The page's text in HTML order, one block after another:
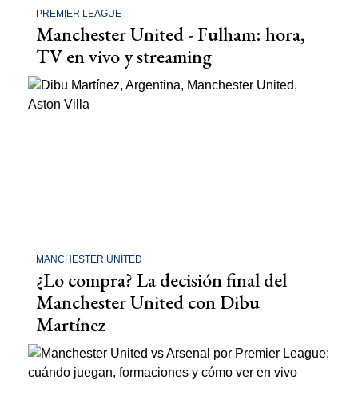
PREMIER LEAGUE
Manchester United - Fulham: hora,
TV en vivo y streaming
MANCHESTER UNITED
¿Lo compra? La decisión final del
Manchester United con Dibu
Martínez